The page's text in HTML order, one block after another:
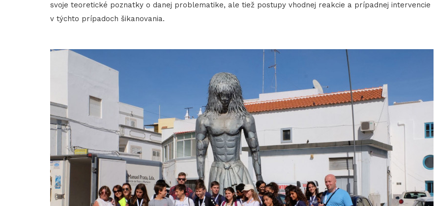
svoje teoretické poznatky o danej problematike, ale tiež postupy vhodnej reakcie a prípadnej intervencie
v týchto prípadoch šikanovania.